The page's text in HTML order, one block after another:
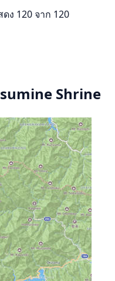
ดง 120 จาก 120
Shrine